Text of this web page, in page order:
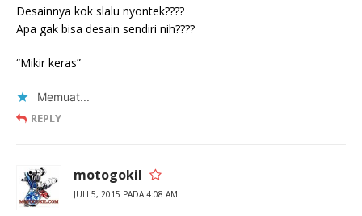
Desainnya kok slalu nyontek????
Apa gak bisa desain sendiri nih????
“Mikir keras”
Memuat...
REPLY
motogokil
JULI 5, 2015 PADA 4:08 AM